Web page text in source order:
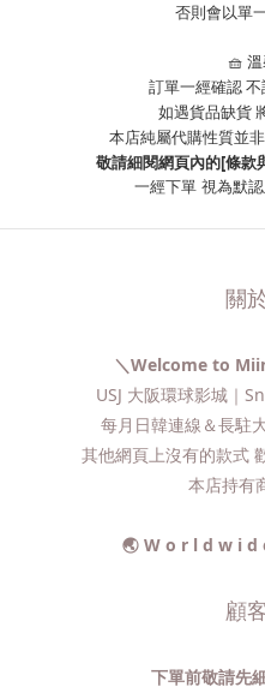
否則會以單
🧺
訂單一經確認
如遇貨品缺貨
本店純屬代購性質並
敬請細閱網頁內的[條款
一經下單 視為默
關
＼Welcome to
USJ 大阪環球影城｜
每月日韓連線＆長駐
其他網頁上沒有的款式
本店持有
🌏 W o r l d w i
顧
下單前敬請先